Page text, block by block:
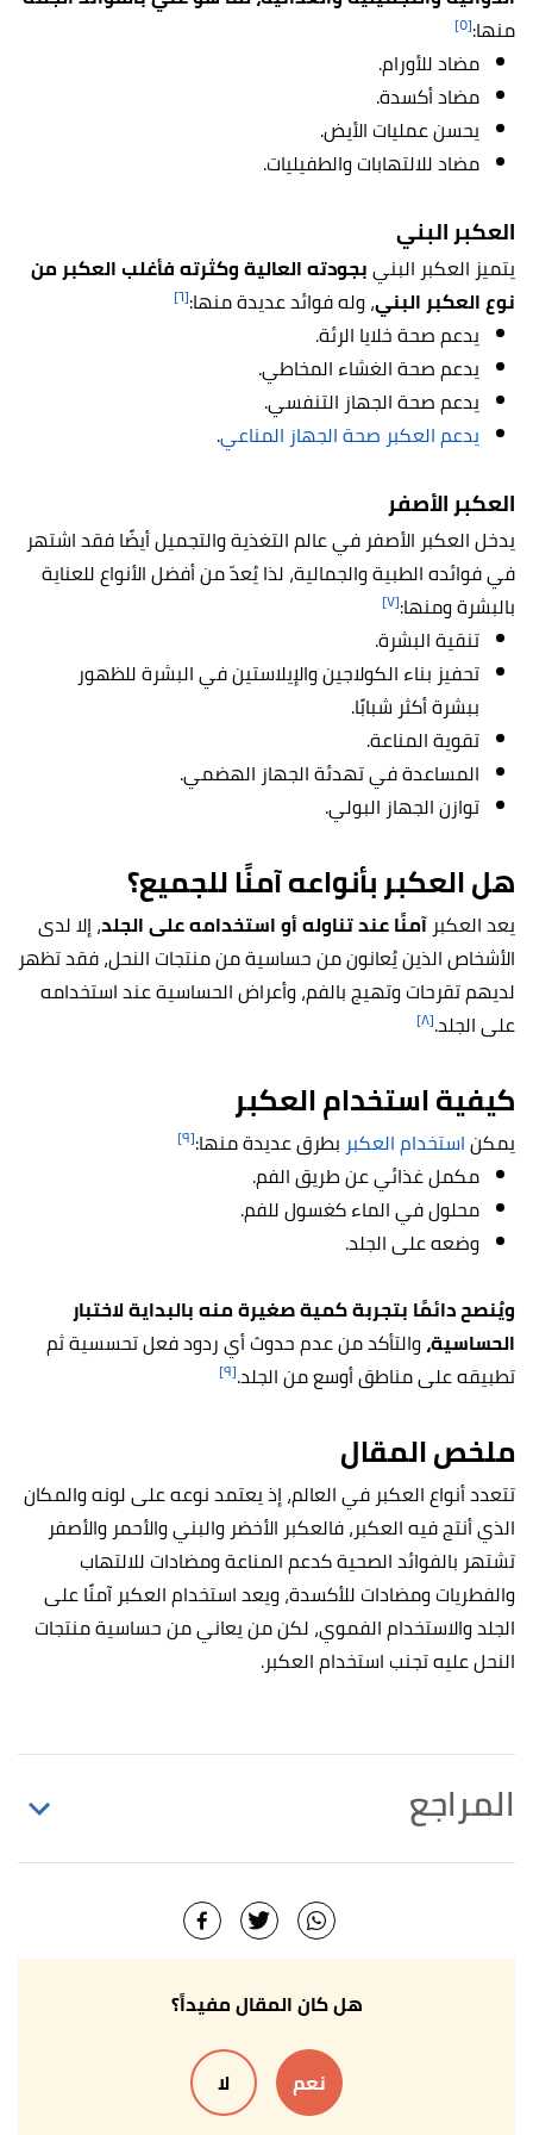
منها:[٥]
مضاد للأورام.
مضاد أكسدة.
يحسن عمليات الأيض.
مضاد للالتهابات والطفيليات.
العكبر البني
يتميز العكبر البنيبجودته العالية وكثرته فأغلب العكبر من
نوع العكبر البني، وله فوائد عديدة منها:[٦]
يدعم صحة خلايا الرئة.
يدعم صحة الغشاء المخاطي.
يدعم صحة الجهاز التنفسي.
يدعم العكبر صحة الجهاز المناعي.
العكبر الأصفر
يدخل العكبر الأصفر في عالم التغذية والتجميل أيضًا فقد اشتهر
في فوائده الطبية والجمالية، لذا يُعدّ من أفضل الأنواع للعناية
بالبشرة ومنها:[٧]
تنقية البشرة.
تحفيز بناء الكولاجين والإيلاستين في البشرة للظهور
ببشرة أكثر شبابًا.
تقوية المناعة.
المساعدة في تهدئة الجهاز الهضمي.
توازن الجهاز البولي.
هل العكبر بأنواعه آمنًا للجميع؟
يعد العكبر آمنًا عند تناوله أو استخدامه على الجلد، إلا لدى
الأشخاص الذين يُعانون من حساسية من منتجات النحل، فقد تظهر
لديهم تقرحات وتهيج بالفم، وأعراض الحساسية عند استخدامه
على الجلد.[٨]
كيفية استخدام العكبر
يمكناستخدام العكبر بطرق عديدة منها:[٩]
مكمل غذائي عن طريق الفم.
محلول في الماء كغسول للفم.
وضعه على الجلد.
ويُنصح دائمًا بتجربة كمية صغيرة منه بالبداية لاختبار
الحساسية،والتأكد من عدم حدوث أي ردود فعل تحسسية ثم
تطبيقه على مناطق أوسع من الجلد.[٩]
ملخص المقال
تتعدد أنواع العكبر في العالم، إذ يعتمد نوعه على لونه والمكان
الذي أنتج فيه العكبر، فالعكبر الأخضر والبني والأحمر والأصفر
تشتهر بالفوائد الصحية كدعم المناعة ومضادات للالتهاب
والفطريات ومضادات للأكسدة، ويعد استخدام العكبر آمنًا على
الجلد والاستخدام الفموي، لكن من يعاني من حساسية منتجات
النحل عليه تجنب استخدام العكبر.
المراجع
Uses of Propolis",healthline , Retrieved 18/2/2022.
Laerte Santos, Maisa Fonseca, Ana Sokolonski and
biological activities, and veterinary product patent
prospecting" ,/onlinelibrary.wiley
هل كان المقال مفيداً؟
نعم لا